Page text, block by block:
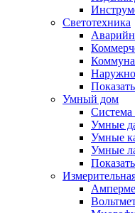
Светотехника
Умный дом
Система
Умные
Умные
Умные